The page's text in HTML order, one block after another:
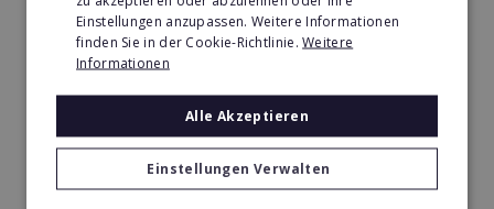
Eltern wollen für Ihre Kinder nur das Beste - und
genau hier liegt eine große Chance für die erfolgreiche
Selbständigkeit. Der hier vorliegende Report zeigt die
beleuchtet die Hintergründe dieser Entwicklung.
WEITERLESEN
Einstellungen anzupassen. Weitere Informationen
finden Sie in der Cookie-Richtlinie.Weitere
Informationen
Alle Akzeptieren
Einstellungen Verwalten